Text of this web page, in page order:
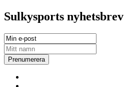
Sulkysports nyhetsbrev